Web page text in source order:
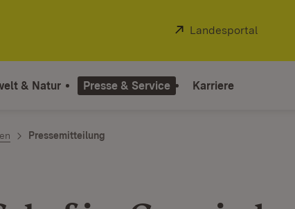
Extern:
Landesportal
& Natur Presse & Service Karriere
Pressemitteilung